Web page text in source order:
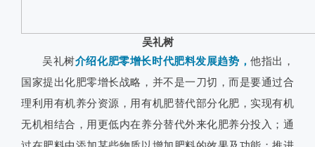
吴礼树
吴礼树介绍化肥零增长时代肥料发展趋势，他指出，
国家提出化肥零增长战略，并不是一刀切，而是要通过合
理利用有机养分资源，用有机肥替代部分化肥，实现有机
无机相结合，用更低内在养分替代外来化肥养分投入；通